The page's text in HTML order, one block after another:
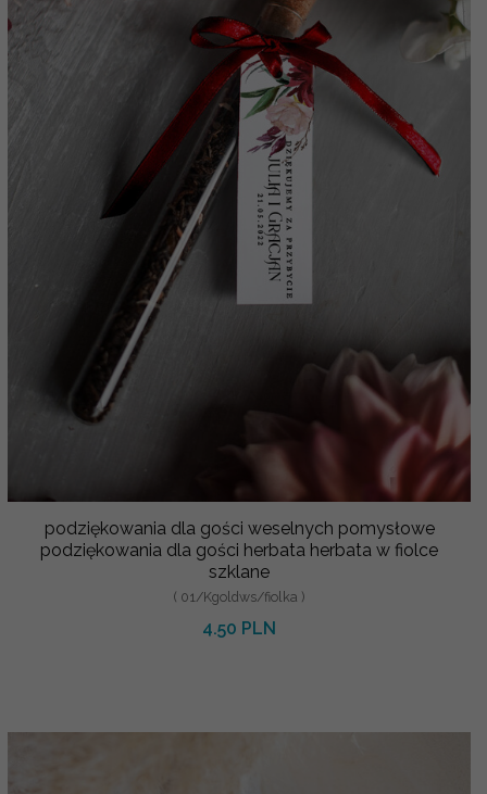
podziękowania dla gości weselnych pomysłowe
podziękowania dla gości herbata herbata w fiolce
szklane
( 01/Kgoldws/fiolka )
4.50 PLN